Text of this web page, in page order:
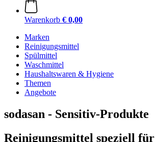
Warenkorb € 0,00
Marken
Reinigungsmittel
Spülmittel
Waschmittel
Haushaltswaren & Hygiene
Themen
Angebote
sodasan - Sensitiv-Produkte
Reinigungsmittel speziell für